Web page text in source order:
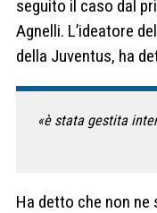
seguito il caso dal
Agnelli. L’ideatore
della Juventus, ha
«è stata gestita
Ha detto che non ne